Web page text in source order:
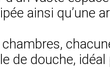
ainsi qu’une
chambres,
de douche,